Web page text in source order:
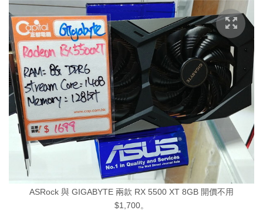
ASRock 與 GIGABYTE 兩款 RX 5500 XT 8GB 開價不用
$1,700。